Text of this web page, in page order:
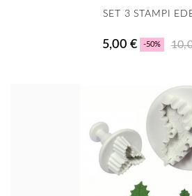
SET 3 STAMPI
5,00 € -50%